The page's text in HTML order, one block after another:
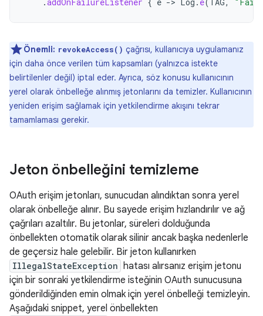
Önemli: revokeAccess() çağrısı, kullanıcıya uygulamanız
için daha önce verilen tüm kapsamları (yalnızca istekte
belirtilenler değil) iptal eder. Ayrıca, söz konusu kullanıcının
yerel olarak önbelleğe alınmış jetonlarını da temizler. Kullanıcının
yeniden erişim sağlamak için yetkilendirme akışını tekrar
tamamlaması gerekir.
Jeton önbelleğini temizleme
OAuth erişim jetonları, sunucudan alındıktan sonra yerel
olarak önbelleğe alınır. Bu sayede erişim hızlandırılır ve ağ
çağrıları azaltılır. Bu jetonlar, süreleri dolduğunda
önbellekten otomatik olarak silinir ancak başka nedenlerle
de geçersiz hale gelebilir. Bir jeton kullanırken
IllegalStateException hatası alırsanız erişim jetonu
için bir sonraki yetkilendirme isteğinin OAuth sunucusuna
gönderildiğinden emin olmak için yerel önbelleği temizleyin.
Aşağıdaki snippet, yerel önbellekten